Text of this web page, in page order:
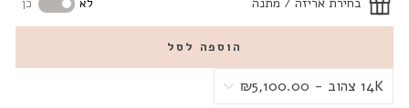
לא כן
הוספה לסל